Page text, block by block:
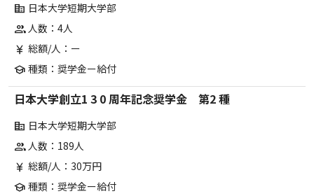
corporate_fare 日本大学短期大学部
group人数：4人
currency_yen 総額/人：ー
school 種類：奨学金ー給付
日本大学創立1 3 0 周年記念奨学金 第2 種
corporate_fare 日本大学短期大学部
group人数：189人
currency_yen 総額/人：30万円
school 種類：奨学金ー給付